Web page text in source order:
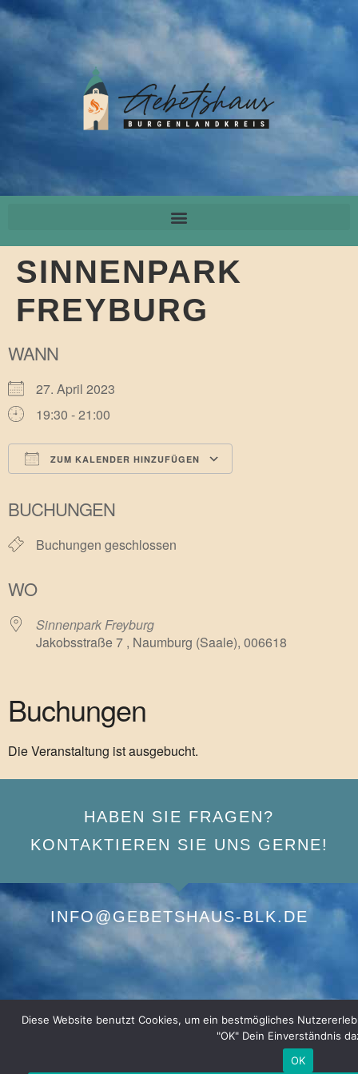
SINNENPARK
FREYBURG
WANN
27. April 2023
19:30 - 21:00
ZUM KALENDER HINZUFÜGEN
BUCHUNGEN
Buchungen geschlossen
WO
Sinnenpark Freyburg
Jakobsstraße 7 , Naumburg (Saale), 006618
Buchungen
Die Veranstaltung ist ausgebucht.
HABEN SIE FRAGEN?
KONTAKTIEREN SIE UNS GERNE!
INFO@GEBETSHAUS-BLK.DE
Diese Website benutzt Cookies, um ein bestmögliches
"OK" Dein Einverständnis
OK